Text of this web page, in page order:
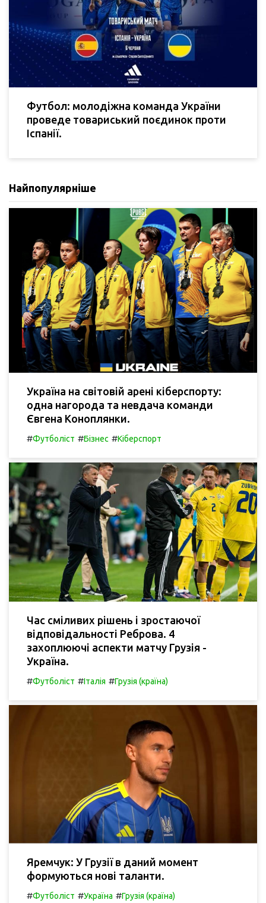
Футбол: молодіжна команда України
проведе товариський поєдинок проти
Іспанії.
Найпопулярніше
Україна на світовій арені кіберспорту:
одна нагорода та невдача команди
Євгена Коноплянки.
#Футболіст #Бізнес #Кіберспорт
Час сміливих рішень і зростаючої
відповідальності Реброва. 4
захоплюючі аспекти матчу Грузія -
Україна.
#Футболіст #Італія #Грузія (країна)
Яремчук: У Грузії в даний момент
формуються нові таланти.
#Футболіст #Україна #Грузія (країна)